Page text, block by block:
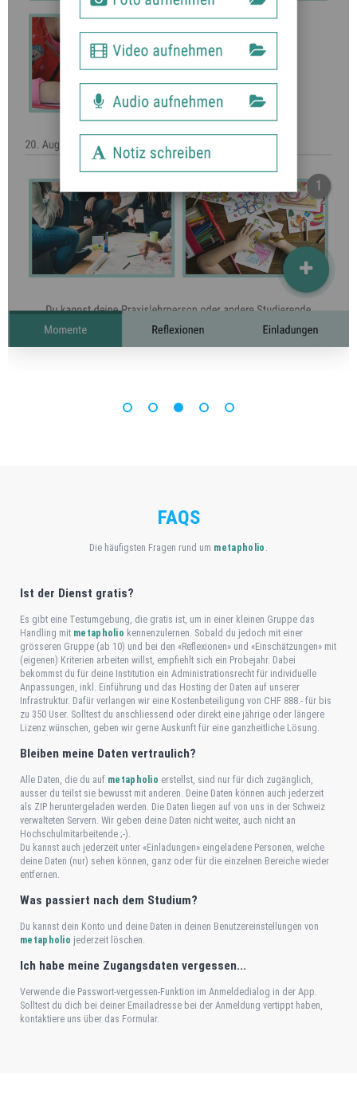
FAQS
Die häufigsten Fragen rund um metapholio
Ist der Dienst gratis?
Es gibt eine Testumgebung, die gratis ist, um in einer kleinen Gruppe das
Handling mit metapholio kennenzulernen. Sobald du jedoch mit einer
grösseren Gruppe (ab 10) und bei den «Reflexionen» und «Einschätzungen» mit
(eigenen) Kriterien arbeiten willst, empfiehlt sich ein Probejahr. Dabei
bekommst du für deine Institution ein Administrationsrecht für individuelle
Anpassungen, inkl. Einführung und das Hosting der Daten auf unserer
Infrastruktur. Dafür verlangen wir eine Kostenbeteiligung von CHF 888.- für bis
zu 350 User. Solltest du anschliessend oder direkt eine jährige oder längere
Lizenz wünschen, geben wir gerne Auskunft für eine ganzheitliche Lösung.
Bleiben meine Daten vertraulich?
Alle Daten, die du auf metapholio erstellst, sind nur für dich zugänglich,
ausser du teilst sie bewusst mit anderen. Deine Daten können auch jederzeit
als ZIP heruntergeladen werden. Die Daten liegen auf von uns in der Schweiz
verwalteten Servern. Wir geben deine Daten nicht weiter, auch nicht an
Hochschulmitarbeitende ;-).
Du kannst auch jederzeit unter «Einladungen» eingeladene Personen, welche
deine Daten (nur) sehen können, ganz oder für die einzelnen Bereiche wieder
entfernen.
Was passiert nach dem Studium?
Du kannst dein Konto und deine Daten in deinen Benutzereinstellungen von
metapholio jederzeit löschen.
Ich habe meine Zugangsdaten vergessen...
Verwende die Passwort-vergessen-Funktion im Anmeldedialog in der App.
Solltest du dich bei deiner Emailadresse bei der Anmeldung vertippt haben,
kontaktiere uns über das Formular.